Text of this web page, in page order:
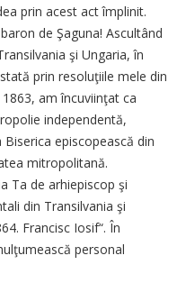
prin acest act împlinit.
de Şaguna! As­cul­tând
şi Un­ga­ria, în
prin resoluţiile mele din
am încuviin­ţat ca
independentă,
episcopească din
mitropolitană.
Ta de ar­hiepiscop şi
din Tran­silvania şi
Francisc Iosif“. În
personal